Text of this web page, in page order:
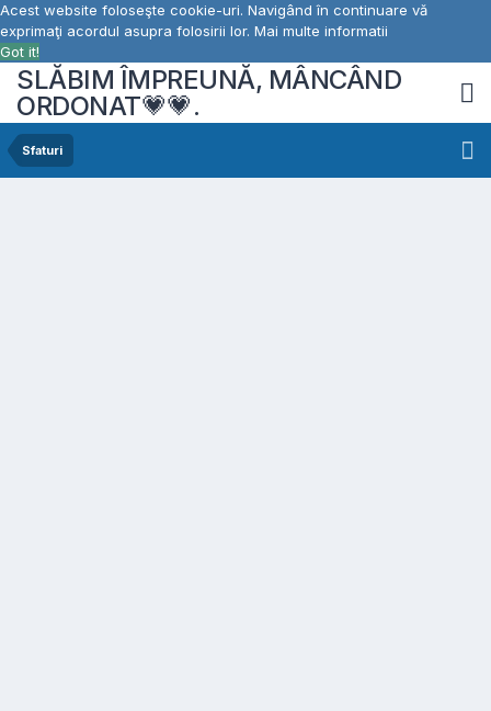
Acest website foloseşte cookie-uri. Navigând în continuare vă
exprimaţi acordul asupra folosirii lor. Mai multe informatii
Got it!
SLĂBIM ÎMPREUNĂ, MÂNCÂND
ORDONAT💗💗.
Sfaturi